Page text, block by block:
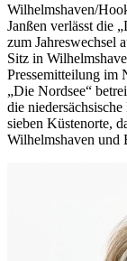
Wilhelmshaven/
Janßen verlässt die
zum Jahreswechsel
Sitz in
Pressemitteilung im
„Die Nordsee“
die
sieben Küstenorte,
Wilhelmshaven und